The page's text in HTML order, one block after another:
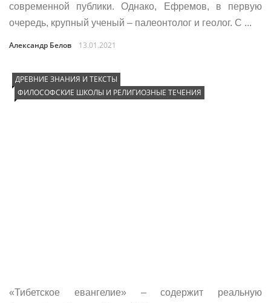
современной публики. Однако, Ефремов, в первую
очередь, крупный ученый – палеонтолог и геолог. С ...
Александр Белов 13.01.2021
ДРЕВНИЕ ЗНАНИЯ И ТЕКСТЫ
ФИЛОСОФСКИЕ ШКОЛЫ И РЕЛИГИОЗНЫЕ ТЕЧЕНИЯ
«Тибетское евангелие» – содержит реальную